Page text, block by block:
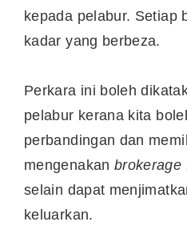
kepada pelabur. Setiap
kadar yang berbeza.
Perkara ini boleh
pelabur kerana kita
perbandingan dan
mengenakan brokerage
selain dapat
keluarkan.